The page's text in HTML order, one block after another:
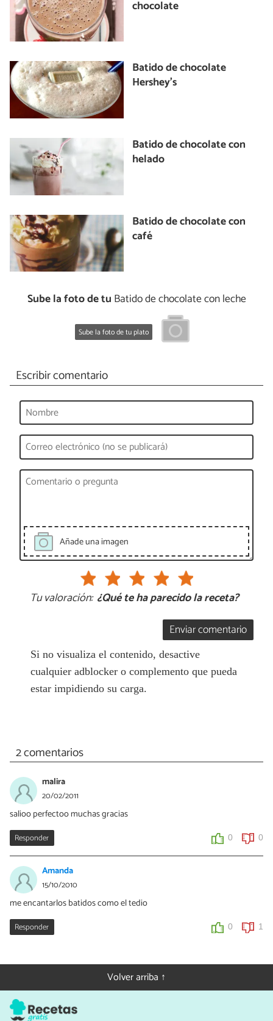
chocolate
Batido de chocolate
Hershey's
Batido de chocolate con
helado
Batido de chocolate con
café
Sube la foto de tu Batido de chocolate con leche
Sube la foto de tu plato
Escribir comentario
Añade una imagen
Tu valoración: ¿Qué te ha parecido la receta?
Enviar comentario
Si no visualiza el contenido, desactive
cualquier adblocker o complemento que pueda
estar impidiendo su carga.
2 comentarios
malira
20/02/2011
salioo perfectoo muchas gracias
Responder 0 0
Amanda
15/10/2010
me encantarlos batidos como el tedio
Responder 0 1
Volver arriba ↑